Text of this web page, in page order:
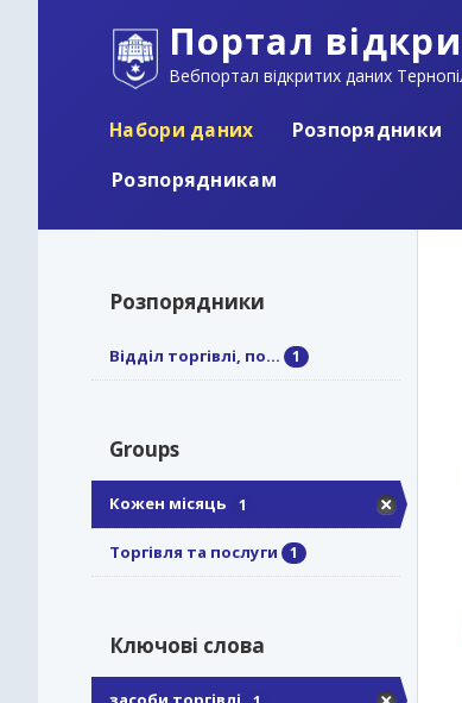
Портал
Вебпортал відкритих даних
Набори даних Розпорядники
Розпорядникам
Розпорядники
Відділ торгівлі, по... 1
Groups
Кожен місяць 1
Торгівля та послуги 1
Ключові слова